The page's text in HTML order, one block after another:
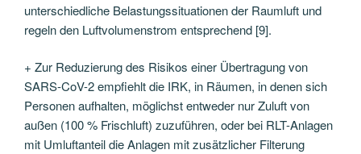
unterschiedliche Belastungssituationen der Raumluft und
regeln den Luftvolumenstrom entsprechend [9].
+ Zur Reduzierung des Risikos einer Übertragung von
SARS-CoV-2 empfiehlt die IRK, in Räumen, in denen sich
Personen aufhalten, möglichst entweder nur Zuluft von
außen (100 % Frischluft) zuzuführen, oder bei RLT-Anlagen
mit Umluftanteil die Anlagen mit zusätzlicher Filterung